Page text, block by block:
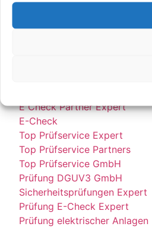
E Service Check Expert
E Check Partner Expert
E-Check
Top Prüfservice Expert
Top Prüfservice Partners
Top Prüfservice GmbH
Prüfung DGUV3 GmbH
Sicherheitsprüfungen Expert
Prüfung E-Check Expert
Prüfung elektrischer Anlagen